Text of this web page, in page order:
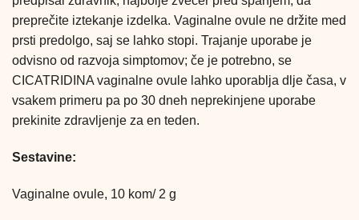
preprečite iztekanje izdelka. Vaginalne ovule ne držite med
prsti predolgo, saj se lahko stopi. Trajanje uporabe je
odvisno od razvoja simptomov; če je potrebno, se
CICATRIDINA vaginalne ovule lahko uporablja dlje časa, v
vsakem primeru pa po 30 dneh neprekinjene uporabe
prekinite zdravljenje za en teden.
Sestavine:
Vaginalne ovule, 10 kom/ 2 g